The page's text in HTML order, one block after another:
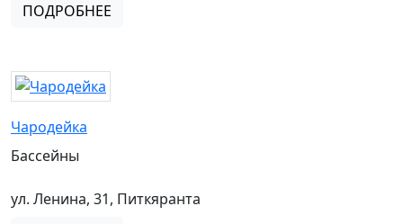
ПОДРОБНЕЕ
Чародейка
Бассейны
ул. Ленина, 31, Питкяранта